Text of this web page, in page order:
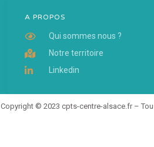
A PROPOS
Qui sommes nous ?
Notre territoire
Linkedin
Copyright © 2023 cpts-centre-alsace.fr –